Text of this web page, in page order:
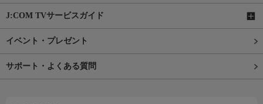
J:COM TVサービスガイド
イベント・プレゼント
サポート・よくある質問